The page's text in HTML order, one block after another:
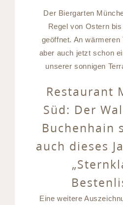
Der Biergarten
Regel von Ostern
geöffnet. An wärmeren
aber auch jetzt schon
unserer sonnigen
Restaurant
Süd: Der
Buchenhain
auch dieses
Eine weitere